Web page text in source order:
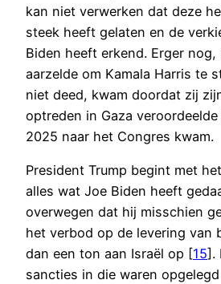
kan niet verwerken dat deze
steek heeft gelaten en de
Biden heeft erkend. Erger nog,
aarzelde om Kamala Harris te
niet deed, kwam doordat zij
optreden in Gaza
2025 naar het Congres kwam.
President Trump begint met
alles wat Joe Biden heeft
overwegen dat hij misschien
het verbod op de levering van
dan een ton aan Israël op [15].
sancties in die waren